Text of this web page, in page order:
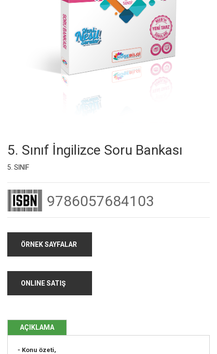
5. Sınıf İngilizce Soru Bankası
5. SINIF
9786057684103
ÖRNEK SAYFALAR
ONLINE SATIŞ
AÇIKLAMA
- Konu özeti,